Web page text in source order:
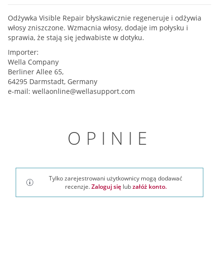
Odżywka Visible Repair błyskawicznie regeneruje i odżywia
włosy zniszczone. Wzmacnia włosy, dodaje im połysku i
sprawia, że stają się jedwabiste w dotyku.
Importer:
Wella Company
Berliner Allee 65,
64295 Darmstadt, Germany
e-mail: wellaonline@wellasupport.com
OPINIE
Tylko zarejestrowani użytkownicy mogą dodawać
recenzje.Zaloguj sięlubzałóż konto.